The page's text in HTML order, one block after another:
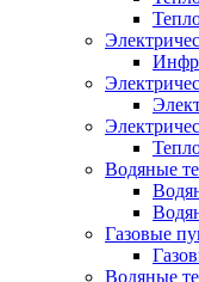
Водяные
Газовые
Водяные